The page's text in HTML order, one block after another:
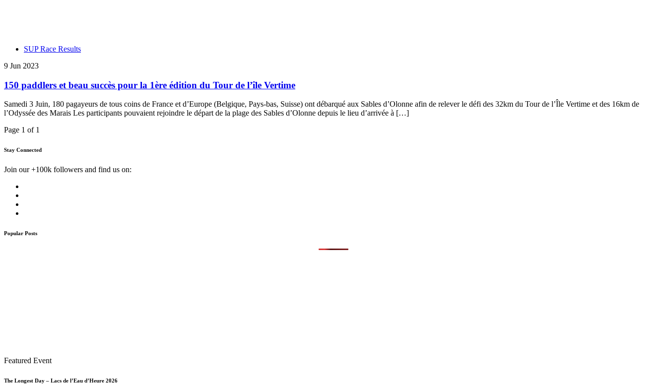
SUP Race Results
9 Jun 2023
150 paddlers et beau succès pour la 1ère édition du Tour de l’île Vertime
Samedi 3 Juin, 180 pagayeurs de tous coins de France et d’Europe (Belgique, Pays-bas, Suisse) ont débarqué aux Sables d’Olonne afin de relever le défi des 32km du Tour de l’Île Vertime et des 16km de
l’Odyssée des Marais Les participants pouvaient rejoindre le départ de la plage des Sables d’Olonne depuis le lieu d’arrivée à […]
Page 1 of 1
Stay Connected
Join our +100k followers and find us on:
Popular Posts
Featured Event
The Longest Day – Lacs de l’Eau d’Heure 2026